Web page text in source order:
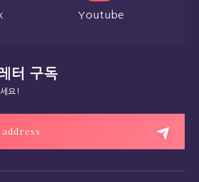
Youtube
터 구독
요!